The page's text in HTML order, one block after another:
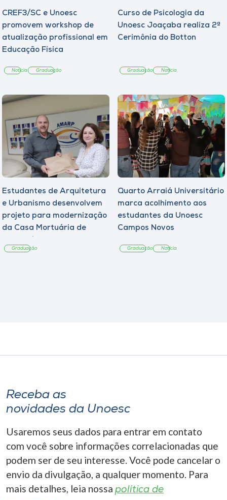
CREF3/SC e Unoesc
promovem workshop de
atualização profissional em
Educação Física
Notícia Graduação
Curso de Psicologia da
Unoesc Joaçaba realiza 2ª
Cerimônia do Botton
Graduação Notícia
Estudantes de Arquitetura
e Urbanismo desenvolvem
projeto para modernização
da Casa Mortuária de
Graduação
Quarto Arraiá Universitário
marca acolhimento aos
estudantes da Unoesc
Campos Novos
Graduação Notícia
Receba as
novidades da Unoesc
Usaremos seus dados para entrar em contato
com você sobre informações correlacionadas que
podem ser de seu interesse. Você pode cancelar o
envio da divulgação, a qualquer momento. Para
mais detalhes, leia nossa política de